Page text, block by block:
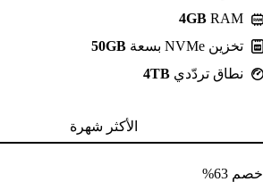
4GB RAM
تخزين NVMe بسعة
50GB
نطاق تردّدي 4TB
الأكثر شهرة
خصم 63%